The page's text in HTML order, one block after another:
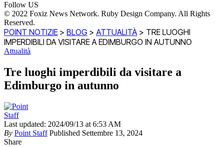
Follow US
© 2022 Foxiz News Network. Ruby Design Company. All Rights
Reserved.
POINT NOTIZIE > BLOG > ATTUALITÀ > TRE LUOGHI
IMPERDIBILI DA VISITARE A EDIMBURGO IN AUTUNNO
Attualità
Tre luoghi imperdibili da visitare a
Edimburgo in autunno
Last updated: 2024/09/13 at 6:53 AM
By Point Staff Published Settembre 13, 2024
Share